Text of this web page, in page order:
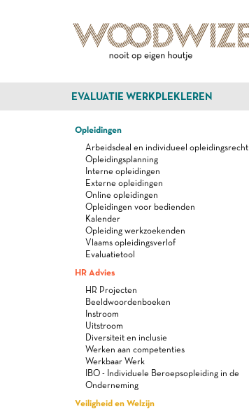
EVALUATIE WERKPLEKLEREN
Opleidingen
Arbeidsdeal en individueel opleidingsrecht
Opleidingsplanning
Interne opleidingen
Externe opleidingen
Online opleidingen
Opleidingen voor bedienden
Kalender
Opleiding werkzoekenden
Vlaams opleidingsverlof
Evaluatietool
HR Advies
HR Projecten
Beeldwoordenboeken
Instroom
Uitstroom
Diversiteit en inclusie
Werken aan competenties
Werkbaar Werk
IBO - Individuele Beroepsopleiding in de
Onderneming
Veiligheid en Welzijn